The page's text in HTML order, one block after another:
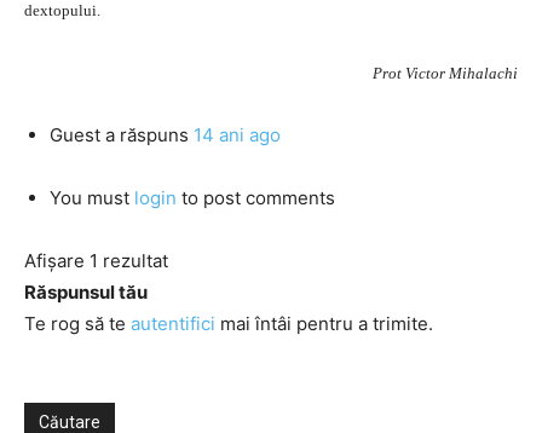
dextopului.
Prot Victor Mihalachi
Guest a răspuns 14 ani ago
You must login to post comments
Afișare 1 rezultat
Răspunsul tău
Te rog să te autentifici mai întâi pentru a trimite.
Căutare